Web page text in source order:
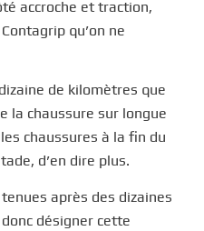
accroche et traction,
qu’on ne
de kilomètres que
la chaussure sur longue
chaussures à la fin du
d’en dire plus.
après des dizaines
désigner cette